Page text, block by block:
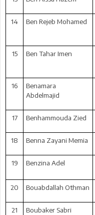
14 Ben Rejeb Mohamed
15 Ben Tahar Imen
16
Benamara
Abdelmajid
17 Benhammouda Zied
18 Benna Zayani Memia
19 Benzina Adel
20 Bouabdallah Othman
21 Boubaker Sabri